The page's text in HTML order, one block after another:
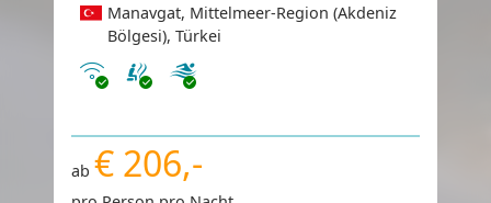
Manavgat, Mittelmeer-Region (Akdeniz
Bölgesi), Türkei
Internet
ab € 206,-